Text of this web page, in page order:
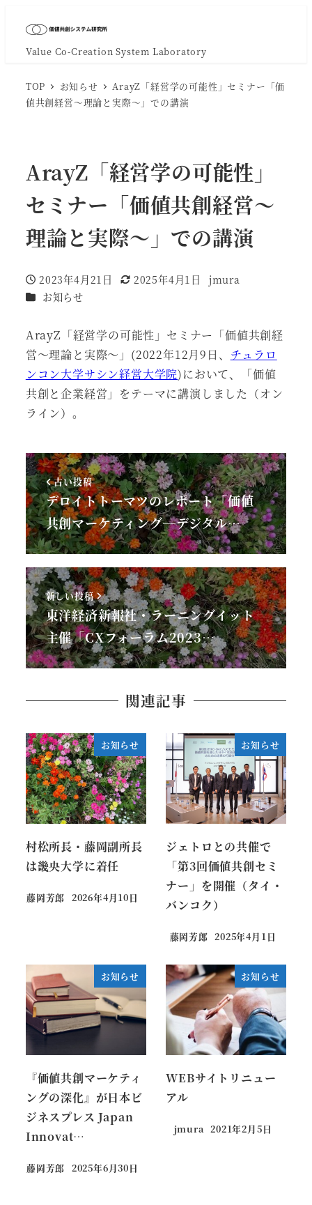
Value Co-Creation System Laboratory
TOP お知らせ
ArayZ「経営学の可能性」セミナー「価
値共創経営～理論と実際～」での講演
ArayZ「経営学の可能性」
セミナー「価値共創経営～
理論と実際～」での講演
投稿日
2023年4月21日
更新日
2025年4月1日
著
jmura
カテゴリー
お知らせ
ArayZ「経営学の可能性」セミナー「価値共創経
営～理論と実際～」(2022年12月9日、 チュラロ
ンコン大学サシン経営大学院)において、「価値
共創と企業経営」をテーマに講演しました（オン
ライン）。
古い投稿
デロイトトーマツのレポート「価値
共創マーケティング─デジタル…
新しい投稿
東洋経済新報社・ラーニングイット
主催「CXフォーラム2023…
関連記事
お知らせ
村松所長・藤岡副所長
は畿央大学に着任
藤岡芳郎 2026年4月10日
お知らせ
ジェトロとの共催で
「第3回価値共創セミ
ナー」を開催（タイ・
バンコク）
藤岡芳郎 2025年4月1日
お知らせ
『価値共創マーケティ
ングの深化』が日本ビ
ジネスプレス Japan
Innovat…
藤岡芳郎 2025年6月30日
お知らせ
WEBサイトリニュー
アル
jmura 2021年2月5日